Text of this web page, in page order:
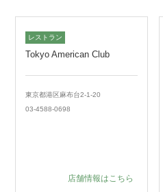
レストラン
Tokyo American Club
東京都港区麻布台2-1-20
03-4588-0698
店舗情報はこちら